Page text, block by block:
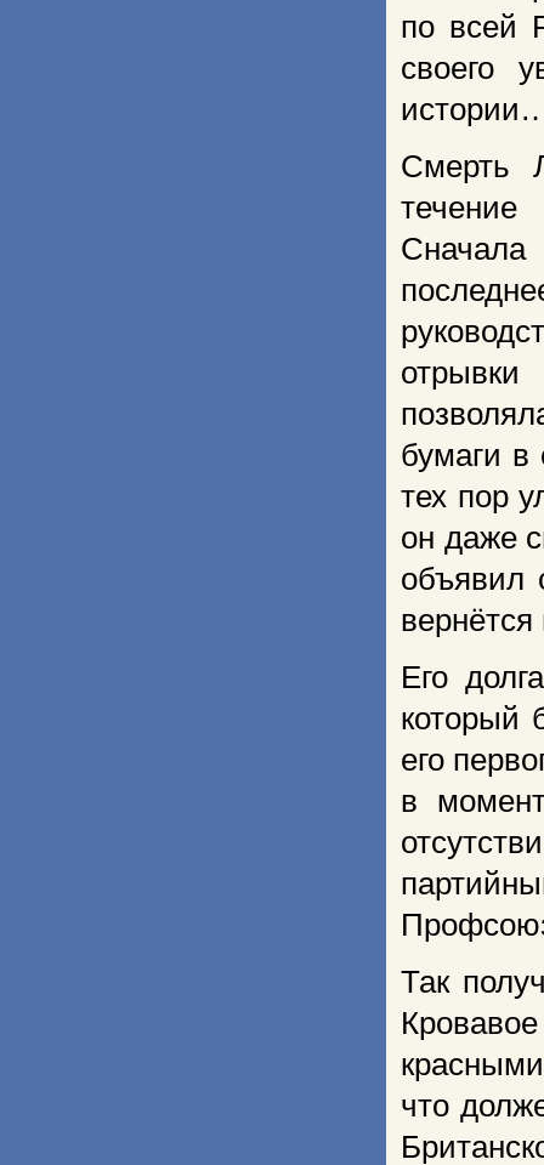
по всей
своего
Смерть
течение
Сначала
бумаги в
тех пор
он даже
объявил
вернётся
Его
который
его
в
Так
что